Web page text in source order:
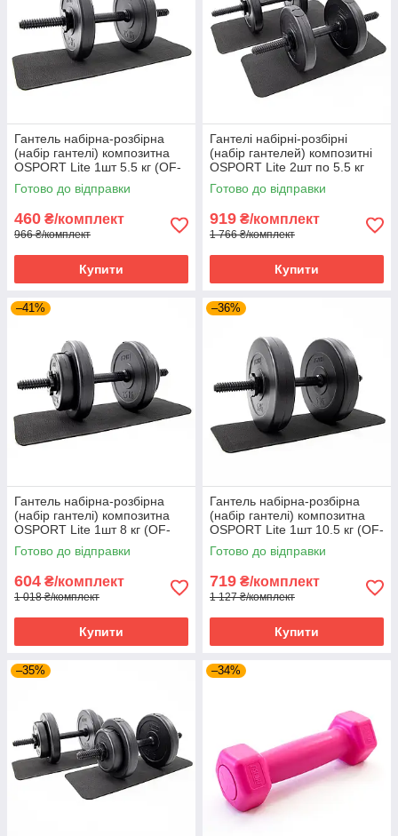
Гантель набірна-розбірна
(набір гантелі) композитна
OSPORT Lite 1шт 5.5 кг (OF-
0145)
Готово до відправки
460 ₴/комплект
966 ₴/комплект
Купити
Гантелі набірні-розбірні
(набір гантелей) композитні
OSPORT Lite 2шт по 5.5 кг
(OF-0172)
Готово до відправки
919 ₴/комплект
1 766 ₴/комплект
Купити
–41%
Гантель набірна-розбірна
(набір гантелі) композитна
OSPORT Lite 1шт 8 кг (OF-
0146)
Готово до відправки
604 ₴/комплект
1 018 ₴/комплект
Купити
–36%
Гантель набірна-розбірна
(набір гантелі) композитна
OSPORT Lite 1шт 10.5 кг (OF-
0147)
Готово до відправки
719 ₴/комплект
1 127 ₴/комплект
Купити
–35% –34%